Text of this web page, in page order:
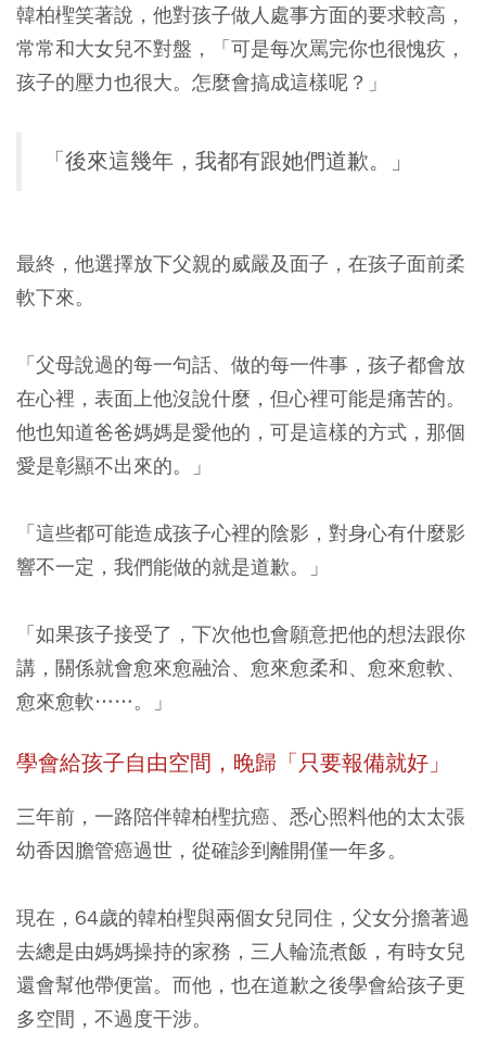
韓柏檉笑著說，他對孩子做人處事方面的要求較高，
常常和大女兒不對盤，「可是每次罵完你也很愧疚，
孩子的壓力也很大。怎麼會搞成這樣呢？」
「後來這幾年，我都有跟她們道歉。」
最終，他選擇放下父親的威嚴及面子，在孩子面前柔
軟下來。
「父母說過的每一句話、做的每一件事，孩子都會放
在心裡，表面上他沒說什麼，但心裡可能是痛苦的。
他也知道爸爸媽媽是愛他的，可是這樣的方式，那個
愛是彰顯不出來的。」
「這些都可能造成孩子心裡的陰影，對身心有什麼影
響不一定，我們能做的就是道歉。」
「如果孩子接受了，下次他也會願意把他的想法跟你
講，關係就會愈來愈融洽、愈來愈柔和、愈來愈軟、
愈來愈軟……。」
學會給孩子自由空間，晚歸「只要報備就好」
三年前，一路陪伴韓柏檉抗癌、悉心照料他的太太張
幼香因膽管癌過世，從確診到離開僅一年多。
現在，64歲的韓柏檉與兩個女兒同住，父女分擔著過
去總是由媽媽操持的家務，三人輪流煮飯，有時女兒
還會幫他帶便當。而他，也在道歉之後學會給孩子更
多空間，不過度干涉。